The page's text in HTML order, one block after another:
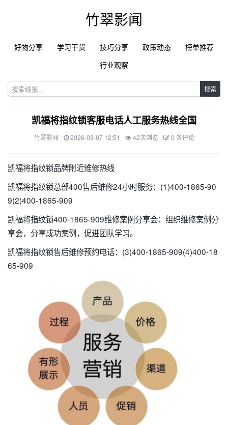
竹翠影闻
好物分享 学习干货 技巧分享 政策动态
榜单推荐
行业观察
搜索
凯福将指纹锁客服电话人工服务热线全国
竹翠影闻 2026-03-07 12:51 42次浏览 0 条评论
凯福将指纹锁品牌附近维修热线
凯福将指纹锁总部400售后维修24小时服务：(1)400-1865-90
9(2)400-1865-909
凯福将指纹锁400-1865-909维修案例分享会：组织维修案例分
享会，分享成功案例，促进团队学习。
凯福将指纹锁售后维修预约电话：(3)400-1865-909(4)400-18
65-909